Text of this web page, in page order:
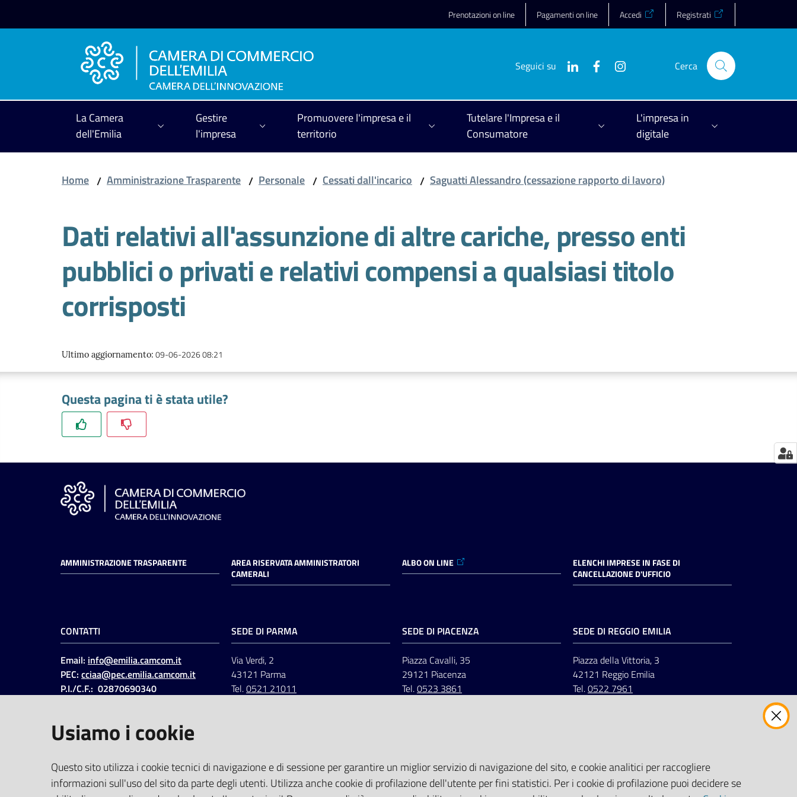
Prenotazioni on line Pagamenti on line Accedi Registrati
Seguici su Cerca
La Camera
dell'Emilia
Gestire
l'impresa
Promuovere l'impresa e il
territorio
Tutelare l'Impresa e il
Consumatore
L'impresa in
digitale
Home / Amministrazione Trasparente / Personale / Cessati dall'incarico / Saguatti Alessandro (cessazione rapporto di lavoro)
Dati relativi all'assunzione di altre cariche, presso enti
pubblici o privati e relativi compensi a qualsiasi titolo
corrisposti
Ultimo aggiornamento: 09-06-2026 08:21
Questa pagina ti è stata utile?
AMMINISTRAZIONE TRASPARENTE
AREA RISERVATA AMMINISTRATORI
CAMERALI
ALBO ON LINE
ELENCHI IMPRESE IN FASE DI
CANCELLAZIONE D'UFFICIO
CONTATTI
Email: info@emilia.camcom.it
PEC: cciaa@pec.emilia.camcom.it
P.I./C.F.: 02870690340
Codice IPA: ccem
SEDE DI PARMA
Via Verdi, 2
43121 Parma
Tel.0521 21011
SEDE DI PIACENZA
Piazza Cavalli, 35
29121 Piacenza
Tel.0523 3861
SEDE DI REGGIO EMILIA
Piazza della Vittoria, 3
42121 Reggio Emilia
Tel.0522 7961
SOCIAL
LinkedinFacebookInstagram
Usiamo i cookie
Questo sito utilizza i cookie tecnici di navigazione e di sessione per garantire un miglior servizio di navigazione del sito, e cookie analitici per raccogliere
informazioni sull'uso del sito da parte degli utenti. Utilizza anche cookie di profilazione dell'utente per fini statistici. Per i cookie di profilazione puoi decidere se